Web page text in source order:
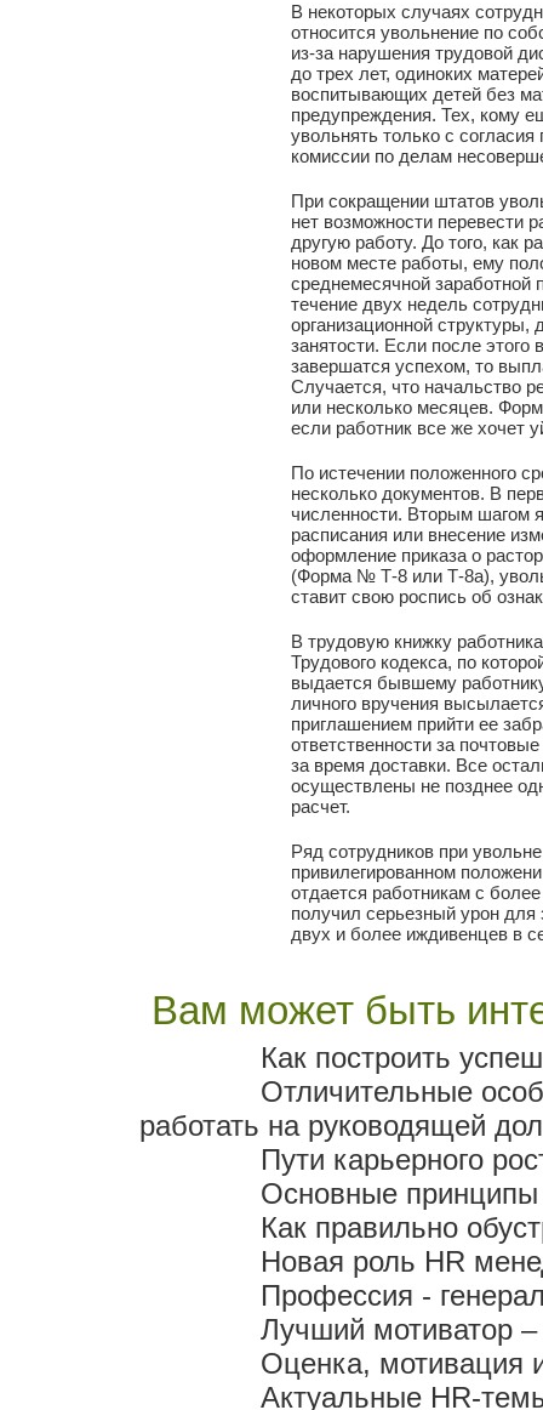
В некоторых случаях
относится увольнение по
из-за нарушения трудовой
до трех лет, одиноких
воспитывающих детей без
предупреждения. Тех, кому
увольнять только с
комиссии по делам
При сокращении штатов
нет возможности перевести
другую работу. До того, как
новом месте работы, ему
среднемесячной
течение двух недель
организационной
занятости. Если после этого
завершатся успехом, то
Случается, что начальство
или несколько месяцев.
если работник все же хочет
По истечении положенного
несколько документов. В
численности. Вторым шагом
расписания или внесение
оформление приказа о
(Форма № Т-8 или Т-8а),
ставит свою роспись об
В трудовую книжку
Трудового кодекса, по
выдается бывшему
личного вручения
приглашением прийти ее
ответственности за
за время доставки. Все
осуществлены не позднее
расчет.
Ряд сотрудников при
привилегированном
отдается работникам с
получил серьезный урон
двух и более иждивенцев в
Вам может быть
Как построить
Отличительные
работать на руководящей
Пути карьерного
Основные
Как правильно
Новая роль HR
Профессия -
Лучший мотиватор –
Оценка, мотивация
Актуальные HR-